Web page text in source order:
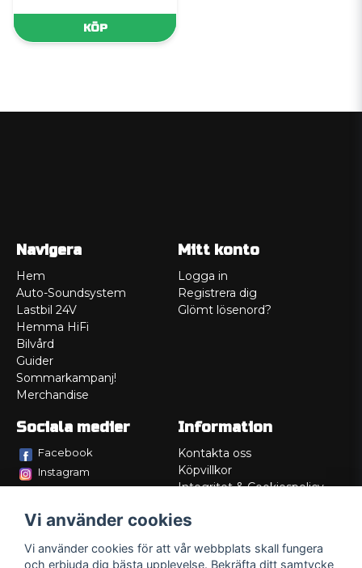
KÖP
Navigera
Hem
Auto-Soundsystem
Lastbil 24V
Hemma HiFi
Bilvård
Guider
Sommarkampanj!
Merchandise
Mitt konto
Logga in
Registrera dig
Glömt lösenord?
Sociala medier
Facebook
Instagram
Information
Kontakta oss
Köpvillkor
Integritet & Cookiespolicy
Service/Garanti
Lådritning
Vi använder cookies
Vi använder cookies för att vår webbplats skall fungera
och erbjuda dig bästa upplevelse. Bekräfta ditt samtycke